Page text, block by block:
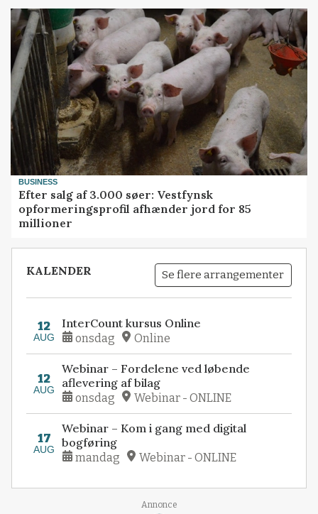
BUSINESS
Efter salg af 3.000 søer: Vestfynsk
opformeringsprofil afhænder jord for 85
millioner
KALENDER Se flere arrangementer
12
AUG
InterCount kursus Online
onsdag Online
12
AUG
Webinar – Fordelene ved løbende
aflevering af bilag
onsdag Webinar - ONLINE
17
AUG
Webinar – Kom i gang med digital
bogføring
mandag Webinar - ONLINE
Annonce